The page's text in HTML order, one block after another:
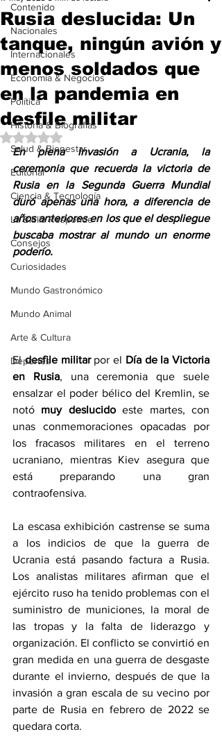
Contenido
Nacionales
Internacionales
Economía & Negocios
Política
Historia & Biografías
Salud & Bienestar
Editorial
Ciencia & Tecnología
La Biblia Responde
Consejos
Curiosidades
Mundo Gastronómico
Mundo Animal
Arte & Cultura
Deportes
Rusia deslucida: Un
tanque, ningún avión y
menos soldados que
en la pandemia en
desfile militar
Obtuvo NaN de 5 estrellas.
En plena invasión a Ucrania, la
ceremonia que recuerda la victoria de
Rusia en la Segunda Guerra Mundial
duró apenas una hora, a diferencia de
años anteriores en los que el despliegue
buscaba mostrar al mundo un enorme
poderío.
El desfile militar por el Día de la Victoria
en Rusia, una ceremonia que suele
ensalzar el poder bélico del Kremlin, se
notó muy deslucido este martes, con
unas conmemoraciones opacadas por
los fracasos militares en el terreno
ucraniano, mientras Kiev asegura que
está preparando una gran
contraofensiva.
La escasa exhibición castrense se suma
a los indicios de que la guerra de
Ucrania está pasando factura a Rusia.
Los analistas militares afirman que el
ejército ruso ha tenido problemas con el
suministro de municiones, la moral de
las tropas y la falta de liderazgo y
organización. El conflicto se convirtió en
gran medida en una guerra de desgaste
durante el invierno, después de que la
invasión a gran escala de su vecino por
parte de Rusia en febrero de 2022 se
quedara corta.